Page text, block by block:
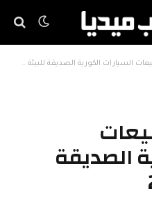
السيارات الكورية الصديقة للبيئة في 2024
الصديقة